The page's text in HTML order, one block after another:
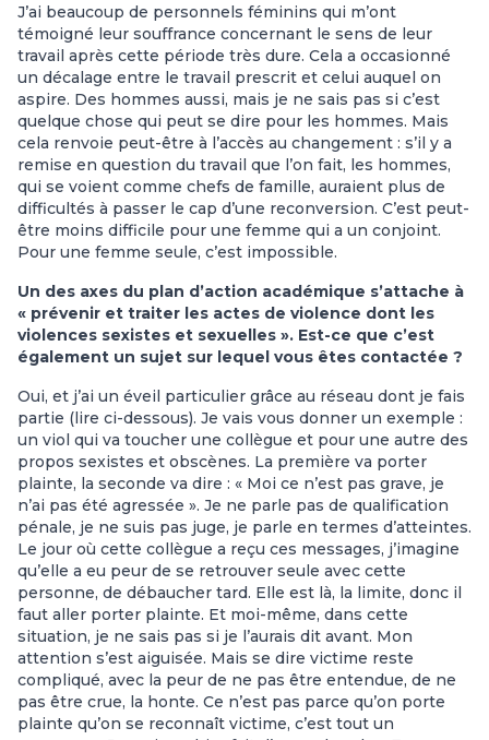
J’ai beaucoup de personnels féminins qui m’ont
témoigné leur souffrance concernant le sens de leur
travail après cette période très dure. Cela a occasionné
un décalage entre le travail prescrit et celui auquel on
aspire. Des hommes aussi, mais je ne sais pas si c’est
quelque chose qui peut se dire pour les hommes. Mais
cela renvoie peut-être à l’accès au changement : s’il y a
remise en question du travail que l’on fait, les hommes,
qui se voient comme chefs de famille, auraient plus de
difficultés à passer le cap d’une reconversion. C’est peut-
être moins difficile pour une femme qui a un conjoint.
Pour une femme seule, c’est impossible.
Un des axes du plan d’action académique s’attache à
« prévenir et traiter les actes de violence dont les
violences sexistes et sexuelles ». Est-ce que c’est
également un sujet sur lequel vous êtes contactée ?
Oui, et j’ai un éveil particulier grâce au réseau dont je fais
partie (lire ci-dessous). Je vais vous donner un exemple :
un viol qui va toucher une collègue et pour une autre des
propos sexistes et obscènes. La première va porter
plainte, la seconde va dire : « Moi ce n’est pas grave, je
n’ai pas été agressée ». Je ne parle pas de qualification
pénale, je ne suis pas juge, je parle en termes d’atteintes.
Le jour où cette collègue a reçu ces messages, j’imagine
qu’elle a eu peur de se retrouver seule avec cette
personne, de débaucher tard. Elle est là, la limite, donc il
faut aller porter plainte. Et moi-même, dans cette
situation, je ne sais pas si je l’aurais dit avant. Mon
attention s’est aiguisée. Mais se dire victime reste
compliqué, avec la peur de ne pas être entendue, de ne
pas être crue, la honte. Ce n’est pas parce qu’on porte
plainte qu’on se reconnaît victime, c’est tout un